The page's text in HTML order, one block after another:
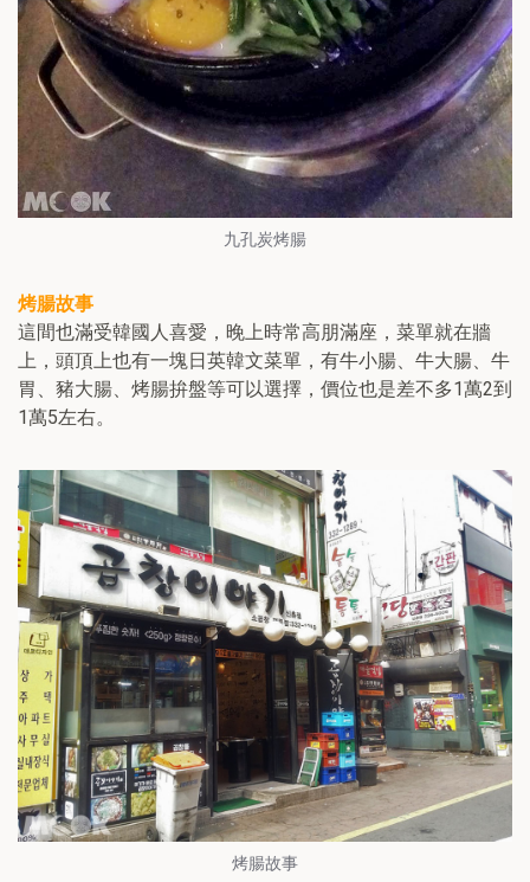
九孔炭烤腸
烤腸故事
這間也滿受韓國人喜愛，晚上時常高朋滿座，菜單就在牆
上，頭頂上也有一塊日英韓文菜單，有牛小腸、牛大腸、牛
胃、豬大腸、烤腸拚盤等可以選擇，價位也是差不多1萬2到
1萬5左右。
烤腸故事